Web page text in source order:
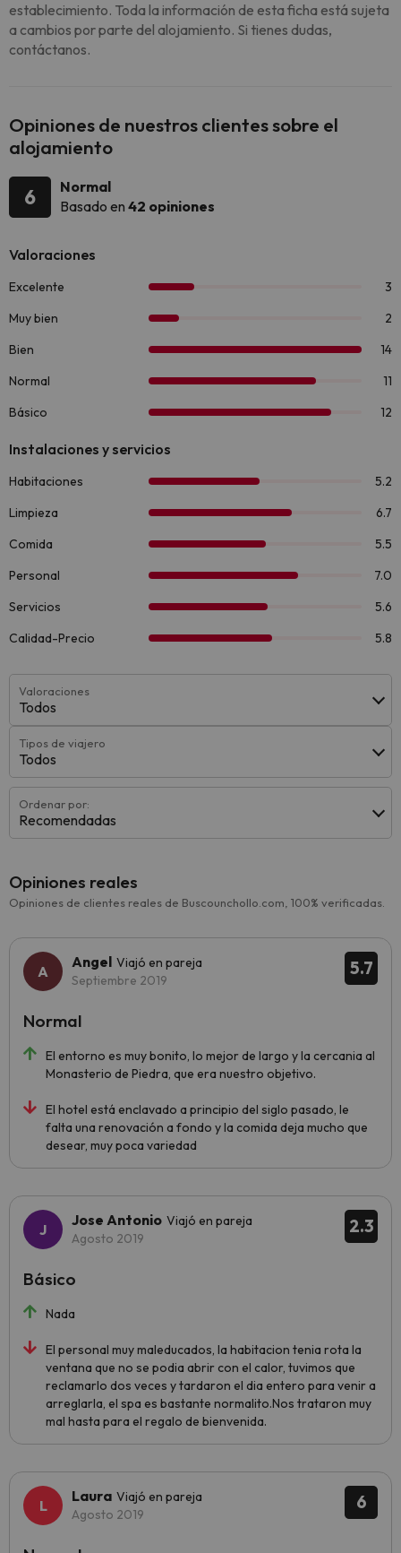
establecimiento. Toda la información de esta ficha está sujeta
a cambios por parte del alojamiento. Si tienes dudas,
contáctanos.
Opiniones de nuestros clientes sobre el
alojamiento
6
Normal
Basado en 42 opiniones
Valoraciones
Todos
Tipos de viajero
Todos
Ordenar por:
Recomendadas
Opiniones reales
Opiniones de clientes reales de Buscounchollo.com, 100% verificadas.
5.7
Angel Viajó en pareja
Septiembre 2019
El entorno es muy bonito, lo mejor de largo y la cercania al
Monasterio de Piedra, que era nuestro objetivo.
El hotel está enclavado a principio del siglo pasado, le
falta una renovación a fondo y la comida deja mucho que
desear, muy poca variedad
Normal
2.3
Jose Antonio Viajó en pareja
Agosto 2019
Nada
El personal muy maleducados, la habitacion tenia rota la
ventana que no se podia abrir con el calor, tuvimos que
reclamarlo dos veces y tardaron el dia entero para venir a
arreglarla, el spa es bastante normalito.Nos trataron muy
mal hasta para el regalo de bienvenida.
Básico
6
Laura Viajó en pareja
Agosto 2019